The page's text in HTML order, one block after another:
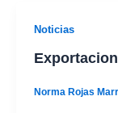
Noticias
Norma Rojas